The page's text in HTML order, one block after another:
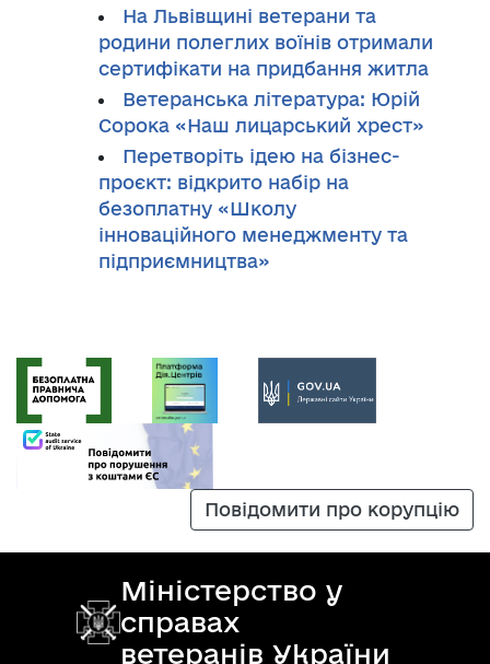
На Львівщині ветерани та
родини полеглих воїнів отримали
сертифікати на придбання житла
Ветеранська література: Юрій
Сорока «Наш лицарський хрест»
Перетворіть ідею на бізнес-
проєкт: відкрито набір на
безоплатну «Школу
інноваційного менеджменту та
підприємництва»
Повідомити про корупцію
Міністерство у
справах
ветеранів України